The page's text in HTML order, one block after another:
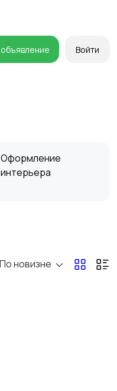
Войти
Оформление
интерьера
По новизне